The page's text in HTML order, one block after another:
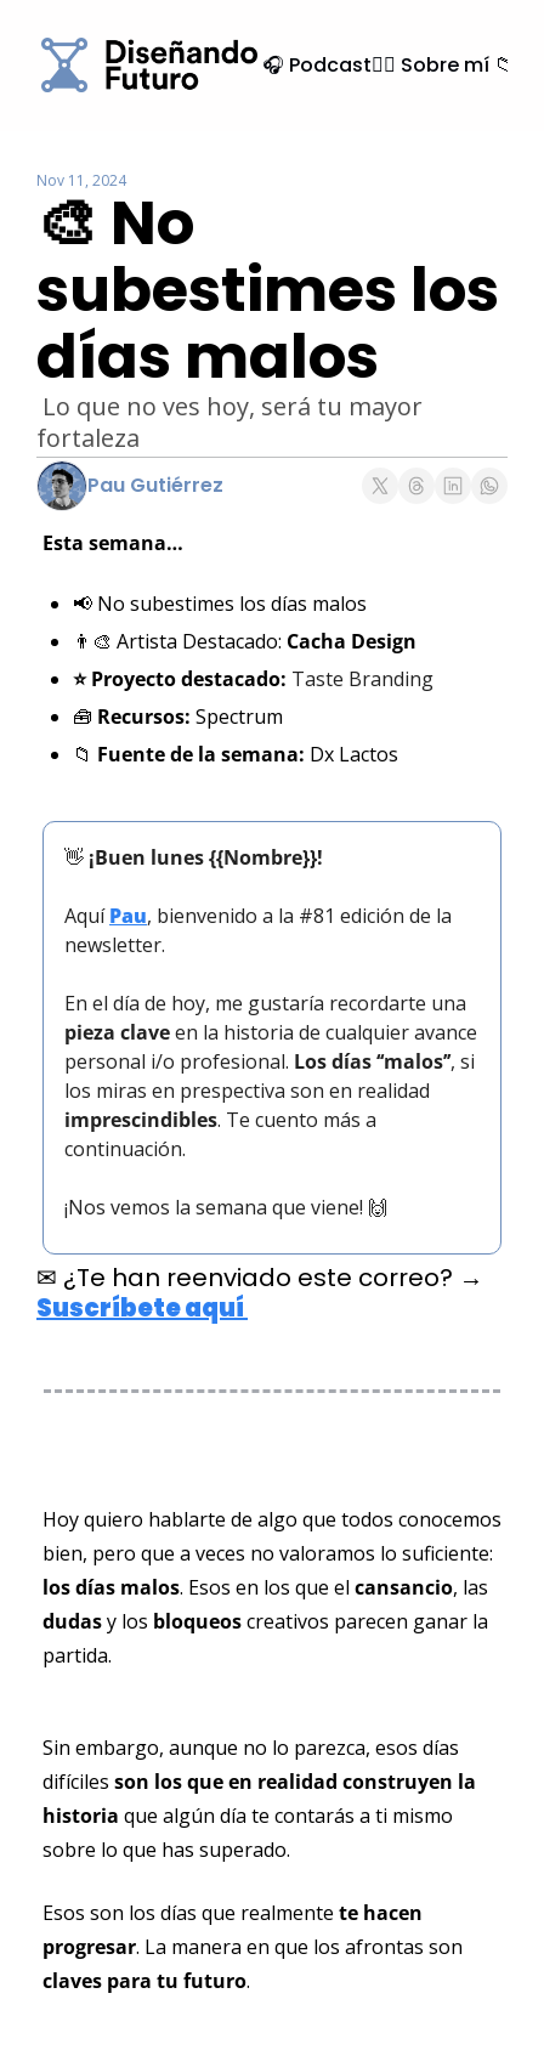
🎧 Podcast🙍‍♂️ Sobre mí 📁
Nov 11, 2024
🎨 No
subestimes los
días malos
fortaleza
Pau Gutiérrez
Esta semana…
📢 No subestimes los días malos
👨‍🎨 Artista Destacado: Cacha Design
⭐ Proyecto destacado: Taste Branding
🧰 Recursos: Spectrum
📁 Fuente de la semana: Dx Lactos
👋 ¡Buen lunes {{Nombre}}!
Aquí Pau, bienvenido a la #81 edición de la
newsletter.
pieza clave en la historia de cualquier avance
personal i/o profesional. Los días ‘‘malos’’, si
imprescindibles. Te cuento más a
continuación.
¡Nos vemos la semana que viene! 🙌
✉ ¿Te han reenviado este correo?
Suscríbete aquí
Hoy quiero hablarte de algo que todos conocemos
bien, pero que a veces no valoramos lo suficiente:
los días malos. Esos en los que el cansancio
dudas y los bloqueos creativos parecen ganar la
partida.
Sin embargo, aunque no lo parezca, esos días
difíciles son los que en realidad construyen la
historia que algún día te contarás a ti mismo
sobre lo que has superado.
Esos son los días que realmente te hacen
progresar
claves para tu futuro.